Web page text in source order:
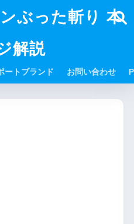
ぶった斬り 本
解説
ートブランド お問い合わせ